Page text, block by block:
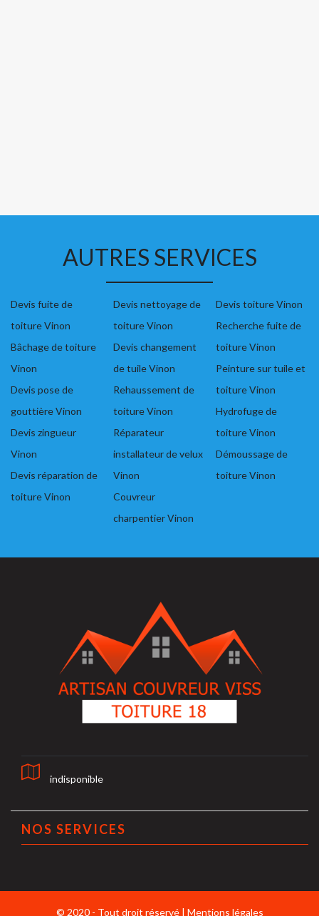
AUTRES SERVICES
Devis fuite de
toiture Vinon
Bâchage de toiture
Vinon
Devis pose de
gouttière Vinon
Devis zingueur
Vinon
Devis réparation de
toiture Vinon
Devis nettoyage de
toiture Vinon
Devis changement
de tuile Vinon
Rehaussement de
toiture Vinon
Réparateur
installateur de velux
Vinon
Couvreur
charpentier Vinon
Devis toiture Vinon
Recherche fuite de
toiture Vinon
Peinture sur tuile et
toiture Vinon
Hydrofuge de
toiture Vinon
Démoussage de
toiture Vinon
indisponible
NOS SERVICES
© 2020 - Tout droit réservé | Mentions légales